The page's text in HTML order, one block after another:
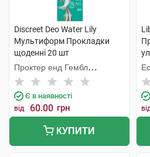
Discreet Deo Water Lily
Мультиформ Прокладки
щоденні 20 шт
Проктер енд Гембл
Мануфекчурінг
Є в наявності
від 60.00 грн
КУПИТИ